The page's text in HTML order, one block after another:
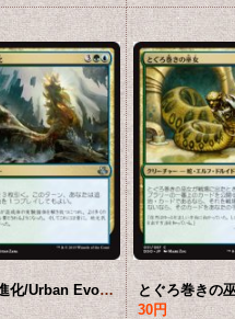
都の進化/Urban Evolution 【日本語版】 [EVK-金U]
30円